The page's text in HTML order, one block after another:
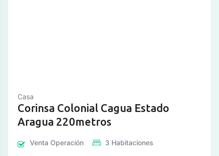
Casa
Corinsa Colonial Cagua Estado
Aragua 220metros
Venta Operación 3 Habitaciones